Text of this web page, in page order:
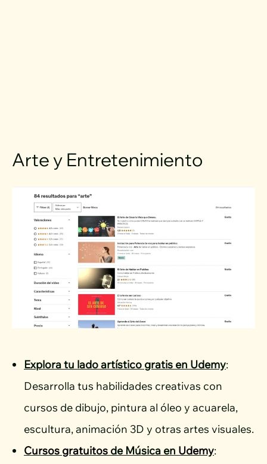
Arte y Entretenimiento
Explora tu lado artístico gratis en Udemy:
Desarrolla tus habilidades creativas con
cursos de dibujo, pintura al óleo y acuarela,
escultura, animación 3D y otras artes visuales.
Cursos gratuitos de Música en Udemy: